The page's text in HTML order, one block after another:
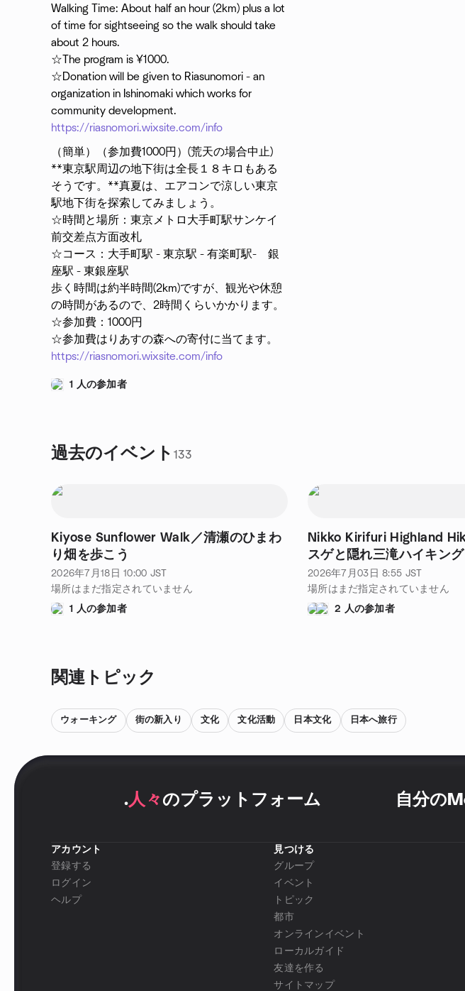
Walking Time: About half an hour (2km) plus a lot
of time for sightseeing so the walk should take
about 2 hours.
☆The program is ¥1000.
☆Donation will be given to Riasunomori - an
organization in Ishinomaki which works for
community development.
https://riasnomori.wixsite.com/info
（簡単）（参加費1000円）(荒天の場合中止)
**東京駅周辺の地下街は全長１８キロもある
そうです。**真夏は、エアコンで涼しい東京
駅地下街を探索してみましょう。
☆時間と場所：東京メトロ大手町駅サンケイ
前交差点方面改札
☆コース：大手町駅 - 東京駅 - 有楽町駅- 銀
座駅 - 東銀座駅
歩く時間は約半時間(2km)ですが、観光や休憩
の時間があるので、2時間くらいかかります。
☆参加費：1000円
☆参加費はりあすの森への寄付に当てます。
https://riasnomori.wixsite.com/info
1 人の参加者
過去のイベント 133
Kiyose Sunflower Walk／清瀬のひまわ
り畑を歩こう
2026年7月18日 10:00 JST
場所はまだ指定されていません
1 人の参加者
Nikko Kirifuri Highland
スゲと隠れ三滝ハイキング
2026年7月03日 8:55 JST
場所はまだ指定されていません
2 人の参加者
関連トピック
ウォーキング 街の新入り 文化 文化活動 日本文化 日本へ旅行
.人々 のプラットフォーム 自分の
アカウント
登録する
ログイン
ヘルプ
見つける
グループ
イベント
トピック
都市
オンラインイベント
ローカルガイド
友達を作る
サイトマップ